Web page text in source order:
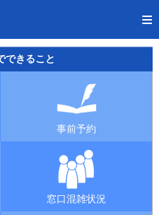
できること
事前予約
窓口混雑状況